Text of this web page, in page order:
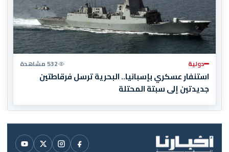
دولية 532 مشاهدة
استنفار عسكري بإسبانيا.. البحرية ترسل فرقاطتين
جديدتين إلى سبتة المحتلة